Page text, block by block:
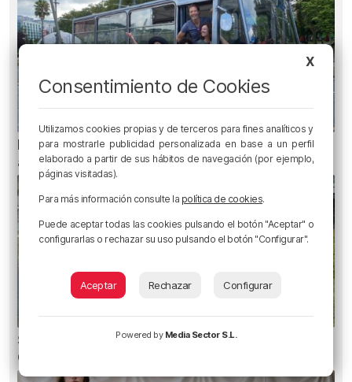
Planes para esta semana en Bilbao, Bizkaia y
alrededores: del 4 al 10 de agosto
Se atrasa el inicio de La Liga para el Athletic
Club
X
Consentimiento de Cookies
Utilizamos cookies propias y de terceros para fines analíticos y
para mostrarle publicidad personalizada en base a un perfil
elaborado a partir de sus hábitos de navegación (por ejemplo,
páginas visitadas).
Para más información consulte la política de cookies.
Puede aceptar todas las cookies pulsando el botón "Aceptar" o
configurarlas o rechazar su uso pulsando el botón "Configurar".
Aceptar Rechazar Configurar
Powered by Media Sector S.L.